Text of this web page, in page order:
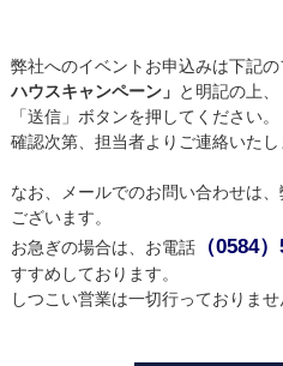
弊社へのイベントお申込みは下記の
ハウスキャンペーン」 と明記の上、
「送信」ボタンを押してください。
確認次第、担当者よりご連絡いたし
なお、メールでのお問い合わせは
ございます。
お急ぎの場合は、お電話（0584
すすめしております。
しつこい営業は一切行っておりませ